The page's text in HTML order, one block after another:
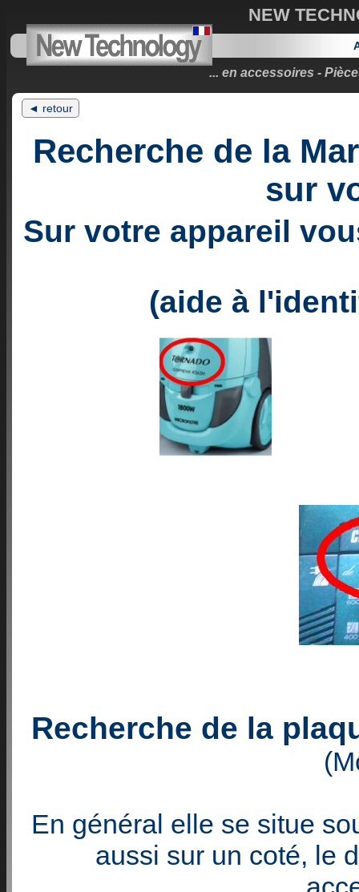
NEW
... en accessoires -
◄ retour
Recherche de la
sur
Sur votre appareil
(aide à
Recherche de la
En général elle se situe
aussi sur un coté, le